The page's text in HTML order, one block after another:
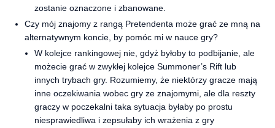
zostanie oznaczone i zbanowane.
Czy mój znajomy z rangą Pretendenta może grać ze mną na
alternatywnym koncie, by pomóc mi w nauce gry?
W kolejce rankingowej nie, gdyż byłoby to podbijanie, ale
możecie grać w zwykłej kolejce Summoner’s Rift lub
innych trybach gry. Rozumiemy, że niektórzy gracze mają
inne oczekiwania wobec gry ze znajomymi, ale dla reszty
graczy w poczekalni taka sytuacja byłaby po prostu
niesprawiedliwa i zepsułaby ich wrażenia z gry